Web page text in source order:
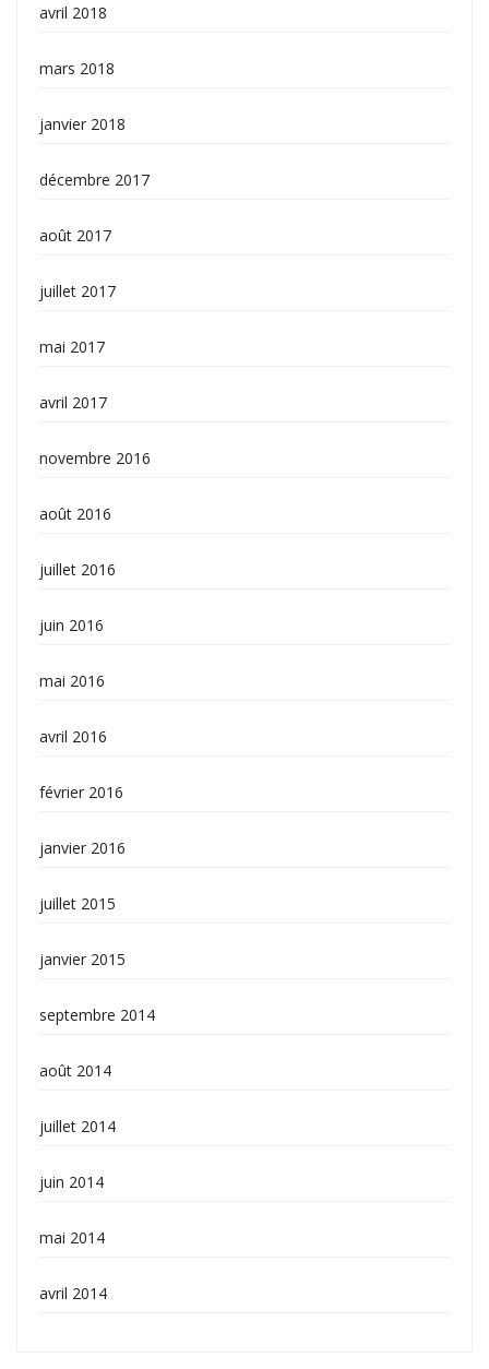
avril 2018
mars 2018
janvier 2018
décembre 2017
août 2017
juillet 2017
mai 2017
avril 2017
novembre 2016
août 2016
juillet 2016
juin 2016
mai 2016
avril 2016
février 2016
janvier 2016
juillet 2015
janvier 2015
septembre 2014
août 2014
juillet 2014
juin 2014
mai 2014
avril 2014